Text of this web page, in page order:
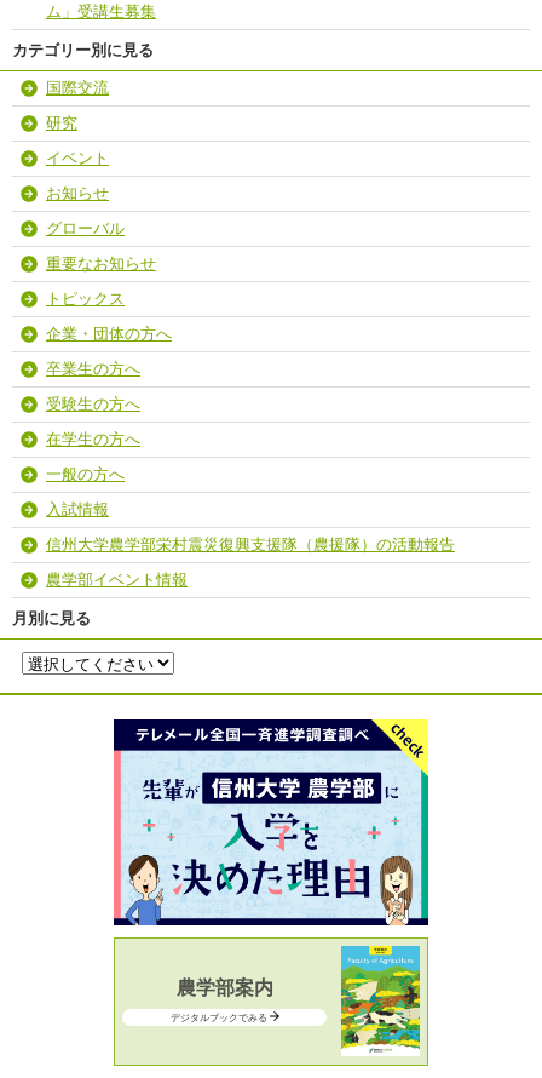
ム」受講生募集
カテゴリー別に見る
国際交流
研究
イベント
お知らせ
グローバル
重要なお知らせ
トピックス
企業・団体の方へ
卒業生の方へ
受験生の方へ
在学生の方へ
一般の方へ
入試情報
信州大学農学部栄村震災復興支援隊（農援隊）の活動報告
農学部イベント情報
月別に見る
農学部案内
デジタルブックでみる